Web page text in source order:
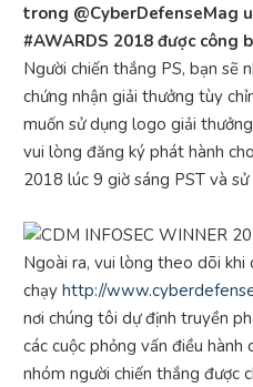
trong @CyberDefenseMag
#AWARDS 2018 được công
Người chiến thắng PS, bạn sẽ
chứng nhận giải thưởng tùy
muốn sử dụng logo giải
vui lòng đăng ký phát hành
2018 lúc 9 giờ sáng PST và
Ngoài ra, vui lòng theo dõi khi
chạy http://
nơi chúng tôi dự định truyền
các cuộc phỏng vấn điều
nhóm người chiến thắng được